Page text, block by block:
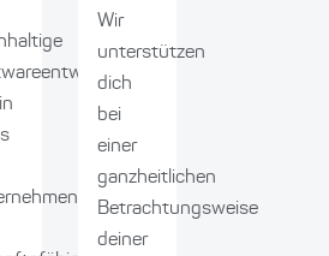
Wir
unterstützen
dich
bei
einer
ganzheitlichen
Betrachtungsweise
deiner